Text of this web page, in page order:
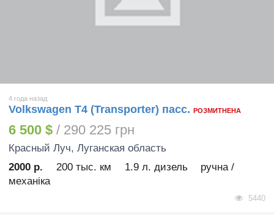
4 года назад
Volkswagen T4 (Transporter) пасс. РОЗМИТНЕНА
6 500 $ / 290 225 грн
Красный Луч, Луганская область
2000 р.
200 тыс. км 1.9 л. дизель
ручна /
механіка
5440